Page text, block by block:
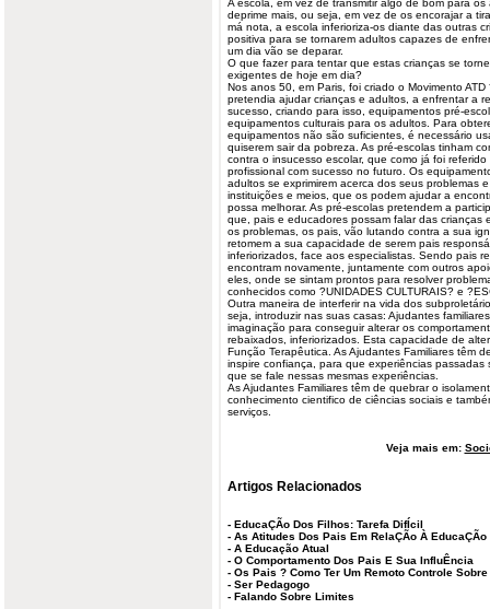
A escola, em vez de transmitir algo de bom para
deprime mais, ou seja, em vez de os encorajar a
má nota, a escola inferioriza-os diante das outras
positiva para se tornarem adultos capazes de
um dia vão se deparar.
O que fazer para tentar que estas crianças se
exigentes de hoje em dia?
Nos anos 50, em Paris, foi criado o Movimento
pretendia ajudar crianças e adultos, a enfrentar a
sucesso, criando para isso, equipamentos pré-
equipamentos culturais para os adultos. Para
equipamentos não são suficientes, é necessário
quiserem sair da pobreza. As pré-escolas tinham
contra o insucesso escolar, que como já foi
profissional com sucesso no futuro. Os
adultos se exprimirem acerca dos seus problemas
instituições e meios, que os podem ajudar a
possa melhorar. As pré-escolas pretendem a
que, pais e educadores possam falar das crianças
os problemas, os pais, vão lutando contra a sua
retomem a sua capacidade de serem pais
inferiorizados, face aos especialistas. Sendo pais
encontram novamente, juntamente com outros
eles, onde se sintam prontos para resolver
conhecidos como ?UNIDADES CULTURAIS? e
Outra maneira de interferir na vida dos
seja, introduzir nas suas casas: Ajudantes
imaginação para conseguir alterar os
rebaixados, inferiorizados. Esta capacidade de
Função Terapêutica. As Ajudantes Familiares têm
inspire confiança, para que experiências
que se fale nessas mesmas experiências.
As Ajudantes Familiares têm de quebrar o
conhecimento cientifico de ciências sociais e
serviços.
Veja mais em:
Artigos Relacionados
- EducaÇÃo Dos Filhos: Tarefa DifÍcil
- As Atitudes Dos Pais Em RelaÇÃo À
- A Educação Atual
- O Comportamento Dos Pais E Sua InfluÊncia
- Os Pais ? Como Ter Um Remoto Controle Sobre
- Ser Pedagogo
- Falando Sobre Limites